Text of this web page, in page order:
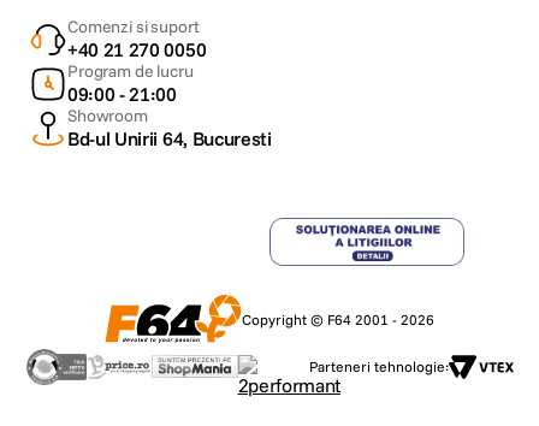
Comenzi si suport
+40 21 270 0050
Program de lucru
09:00 - 21:00
Showroom
Bd-ul Unirii 64, Bucuresti
Copyright © F64 2001 - 2026
Parteneri tehnologie: